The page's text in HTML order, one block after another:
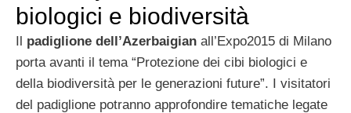
biologici e biodiversità
Il padiglione dell’Azerbaigian all’Expo2015 di Milano
porta avanti il tema “Protezione dei cibi biologici e
della biodiversità per le generazioni future”. I visitatori
del padiglione potranno approfondire tematiche legate